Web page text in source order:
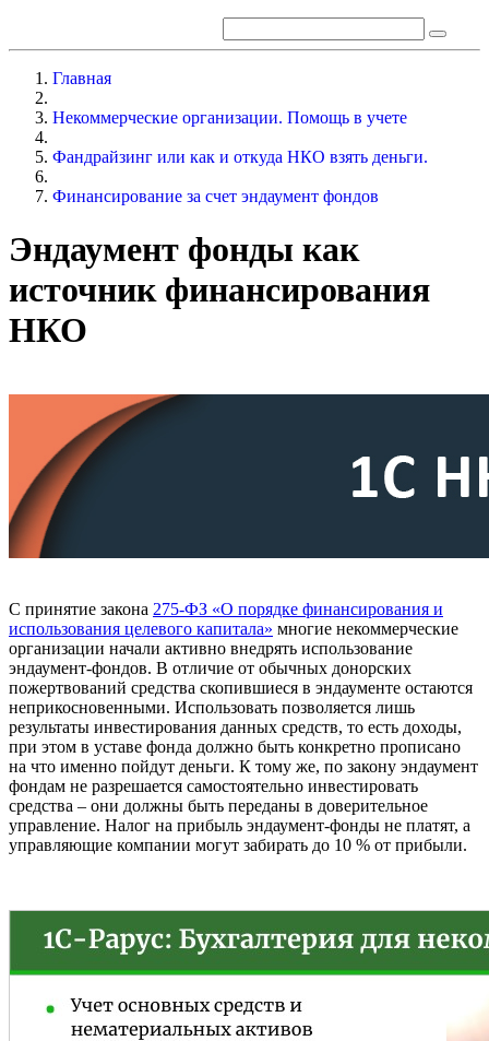
Главная
Некоммерческие организации. Помощь в учете
Фандрайзинг или как и откуда НКО взять деньги.
Финансирование за счет эндаумент фондов
Эндаумент фонды как
источник финансирования
НКО
С принятие закона 275-ФЗ «О порядке финансирования и
использования целевого капитала» многие некоммерческие
организации начали активно внедрять использование
эндаумент-фондов. В отличие от обычных донорских
пожертвований средства скопившиеся в эндаументе остаются
неприкосновенными. Использовать позволяется лишь
результаты инвестирования данных средств, то есть доходы,
при этом в уставе фонда должно быть конкретно прописано
на что именно пойдут деньги. К тому же, по закону эндаумент
фондам не разрешается самостоятельно инвестировать
средства – они должны быть переданы в доверительное
управление. Налог на прибыль эндаумент-фонды не платят, а
управляющие компании могут забирать до 10 % от прибыли.